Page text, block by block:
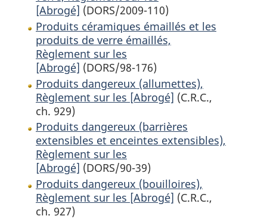
[Abrogé] (DORS/2009-110)
Produits céramiques émaillés et les
produits de verre émaillés,
Règlement sur les
[Abrogé] (DORS/98-176)
Produits dangereux (allumettes),
Règlement sur les [Abrogé] (C.R.C.,
ch. 929)
Produits dangereux (barrières
extensibles et enceintes extensibles),
Règlement sur les
[Abrogé] (DORS/90-39)
Produits dangereux (bouilloires),
Règlement sur les [Abrogé] (C.R.C.,
ch. 927)